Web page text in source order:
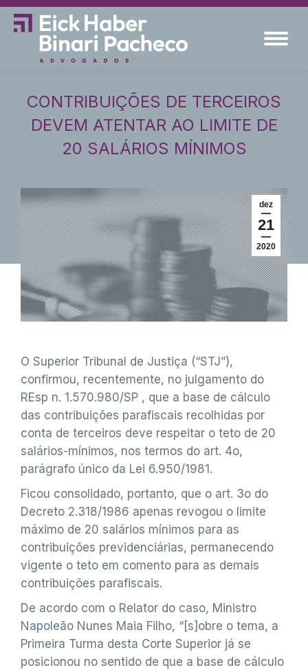
CONTRIBUIÇÕES DE TERCEIROS
DEVEM ATENTAR AO LIMITE DE
20 SALÁRIOS MÍNIMOS
dez
21
2020
O Superior Tribunal de Justiça (“STJ”),
confirmou, recentemente, no julgamento do
REsp n. 1.570.980/SP , que a base de cálculo
das contribuições parafiscais recolhidas por
conta de terceiros deve respeitar o teto de 20
salários-mínimos, nos termos do art. 4o,
parágrafo único da Lei 6.950/1981.
Ficou consolidado, portanto, que o art. 3o do
Decreto 2.318/1986 apenas revogou o limite
máximo de 20 salários mínimos para as
contribuições previdenciárias, permanecendo
vigente o teto em comento para as demais
contribuições parafiscais.
De acordo com o Relator do caso, Ministro
Napoleão Nunes Maia Filho, “[s]obre o tema, a
Primeira Turma desta Corte Superior já se
posicionou no sentido de que a base de cálculo